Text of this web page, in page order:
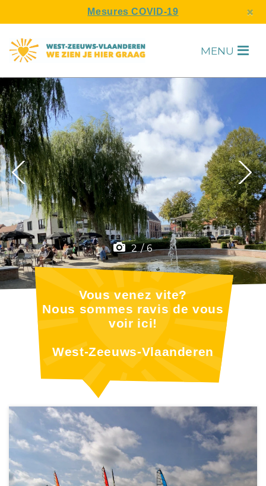
Mesures COVID-19 ×
MENU H
F 2/6
Vous venez vite?
Nous sommes ravis de vous
voir ici!
West-Zeeuws-Vlaanderen